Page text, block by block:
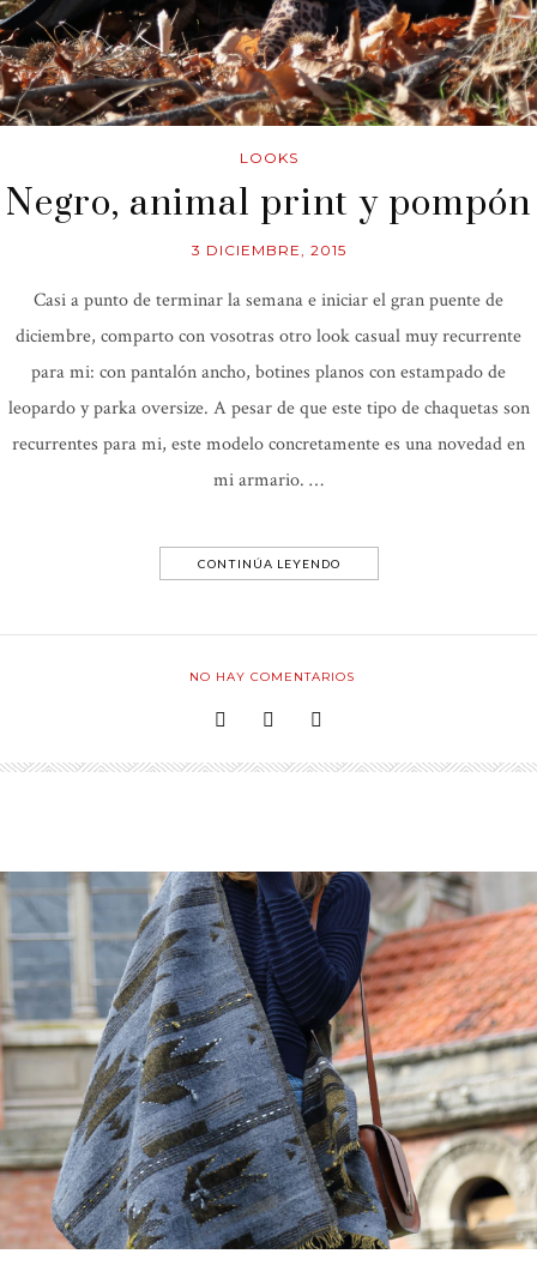
LOOKS
Negro, animal print y pompón
3 DICIEMBRE, 2015
Casi a punto de terminar la semana e iniciar el gran puente de
diciembre, comparto con vosotras otro look casual muy recurrente
para mi: con pantalón ancho, botines planos con estampado de
leopardo y parka oversize. A pesar de que este tipo de chaquetas son
recurrentes para mi, este modelo concretamente es una novedad en
mi armario. …
CONTINÚA LEYENDO
NO HAY COMENTARIOS